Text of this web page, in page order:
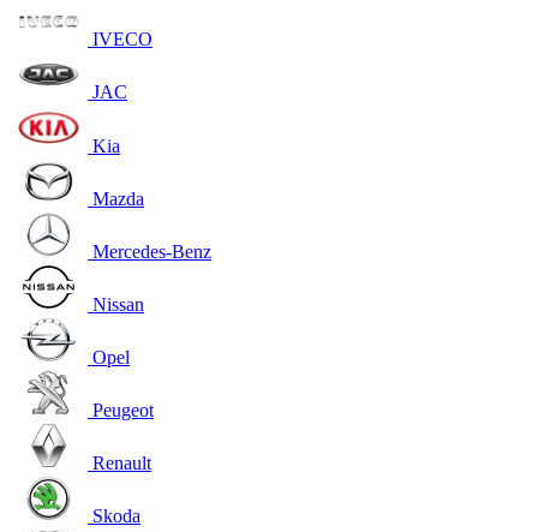
IVECO
JAC
Kia
Mazda
Mercedes-Benz
Nissan
Opel
Peugeot
Renault
Skoda